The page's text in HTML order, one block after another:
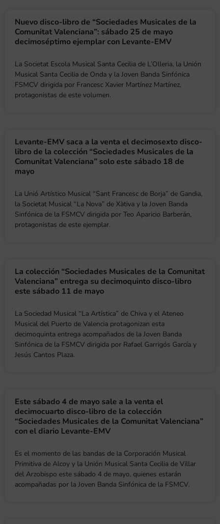
Nuevo disco-libro de “Sociedades Musicales de la
Comunitat Valenciana”: sábado 25 de mayo
decimoséptimo ejemplar con Levante-EMV
La Societat Escola Musical Santa Cecilia de L’Olleria, la Unión
Musical Santa Cecilia de Onda y la Joven Banda Sinfónica
FSMCV dirigida por Francesc Xavier Martínez Martínez,
protagonistas de este volumen.
Levante-EMV saca a la venta el decimosexto disco-
libro de la colección “Sociedades Musicales de la
Comunitat Valenciana” solo este sábado 18 de
mayo
La Unió Artístico Musical “Sant Francesc de Borja” de Gandia,
la Societat Musical “La Nova” de Xàtiva y la Joven Banda
Sinfónica de la FSMCV dirigida por Teo Aparicio Barberán,
protagonistas de este ejemplar.
La colección “Sociedades Musicales de la Comunitat
Valenciana” entrega su decimoquinto disco-libro
este sábado 11 de mayo
La Sociedad Musical “La Artística” de Chiva y el Ateneo
Musical del Puerto de Valencia protagonizan esta
decimoquinta entrega acompañados de la Joven Banda
Sinfónica de la FSMCV dirigida por Rafael Garrigós García y
Jesús Cantos Plaza.
Este sábado 4 de mayo sale a la venta el
decimocuarto disco-libro de la colección
“Sociedades Musicales de la Comunitat Valenciana”
con el diario Levante-EMV
Es el momento de las bandas de la Corporación Musical
Primitiva de Alcoy y la Unión Musical Santa Cecilia de Villar
del Arzobispo este sábado 4 de mayo, quienes estarán
acompañadas por la Joven Banda Sinfónica de la FSMCV.